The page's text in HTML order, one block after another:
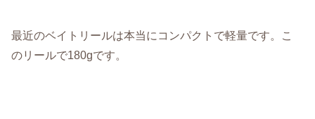
最近のベイトリールは本当にコンパクトで軽量です。こ
のリールで180gです。